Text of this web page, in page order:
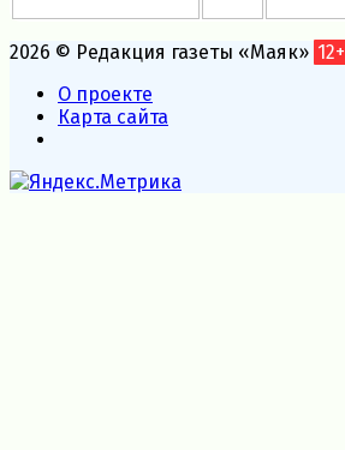
2026 © Редакция газеты «Маяк» 12+
О проекте
Карта сайта